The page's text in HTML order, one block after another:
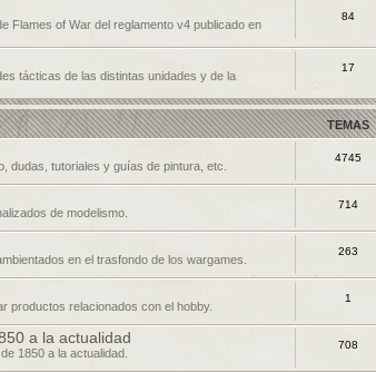
Flames of War del reglamento v4 publicado en
84
tácticas de las distintas unidades y de la
17
TEMAS
dudas, tutoriales y guías de pintura, etc.
4745
de modelismo.
714
en el trasfondo de los wargames.
263
productos relacionados con el hobby.
1
a la actualidad
1850 a la actualidad.
708